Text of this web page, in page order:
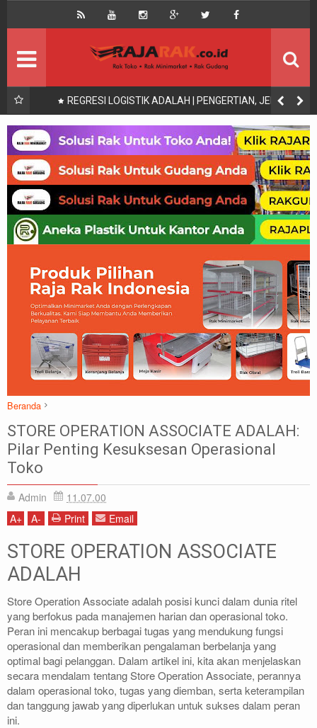
REGRESI LOGISTIK ADALAH | PENGERTIAN, JENIS,
SYARAT UJI DAN CONTOH
Beranda
Store adalah
Store Operation Associate adalah
STORE OPERATION ASSOCIATE ADALAH: Pilar Penting Kesuksesan
Operasional Toko
STORE OPERATION ASSOCIATE ADALAH:
Pilar Penting Kesuksesan Operasional
Toko
Admin
11.07.00
A+ A- Print Email
STORE OPERATION ASSOCIATE
ADALAH
Store Operation Associate adalah posisi kunci dalam dunia ritel
yang berfokus pada manajemen harian dan operasional toko.
Peran ini mencakup berbagai tugas yang mendukung fungsi
operasional dan memberikan pengalaman berbelanja yang
optimal bagi pelanggan. Dalam artikel ini, kita akan menjelaskan
secara mendalam tentang Store Operation Associate, perannya
dalam operasional toko, tugas yang diemban, serta keterampilan
dan tanggung jawab yang diperlukan untuk sukses dalam peran
ini.
Beranda
Kontak About Us
Rak Gudang Rak besi/Rak pallet
Rak Minimarket Supermarket
Produk Lain Peralatan Toko Dll
Artikel Retail & Logistik